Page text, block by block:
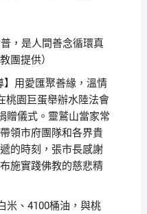
，是人間善念循環真
團提供）
】用愛匯聚善緣，溫情
桃園巨蛋舉辦水陸法會
贈儀式。靈鷲山當家常
領市府團隊和各界貴
的時刻，張市長感謝
施實踐佛教的慈悲精
米、4100桶油，與桃